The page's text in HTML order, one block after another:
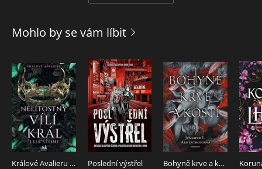
Mohlo by se vám líbit
Králové Avalieru - Nelítostný vílí král Poslední výstřel Bohyně krve a kostí